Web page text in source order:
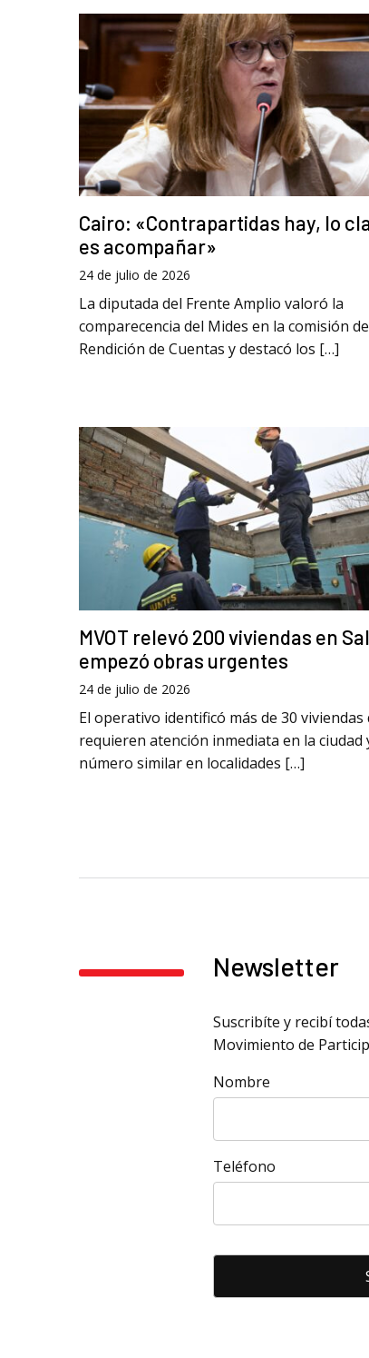
Cairo: «Contrapartidas hay, lo
es acompañar»
24 de julio de 2026
La diputada del Frente Amplio valoró la
comparecencia del Mides en la comisión de
Rendición de Cuentas y destacó los […]
MVOT relevó 200 viviendas en
empezó obras urgentes
24 de julio de 2026
El operativo identificó más de 30 viviendas
requieren atención inmediata en la ciudad
número similar en localidades […]
Newsletter
Suscribíte y recibí
Movimiento de
Nombre
Teléfono